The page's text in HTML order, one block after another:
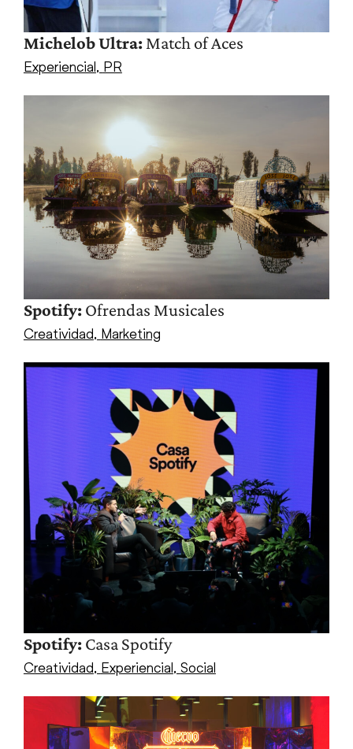
Michelob Ultra:Match of Aces
Experiencial, PR
Spotify:Ofrendas Musicales
Creatividad, Marketing
Spotify:Casa Spotify
Creatividad, Experiencial, Social